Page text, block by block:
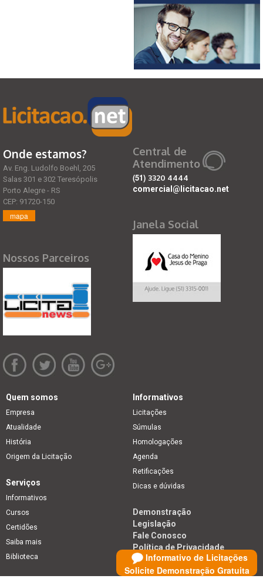
Informativo de Licitações
Solicite Demonstração Gratuita
Onde estamos?
Av. Eng. Ludolfo Boehl, 205
Salas 301 e 302 Teresópolis
Porto Alegre - RS
CEP: 91720-150
mapa
Nossos Parceiros
Central de
Atendimento
(51) 3320 4444
comercial@licitacao.net
Janela Social
Quem somos
Empresa
Atualidade
História
Origem da Licitação
Informativos
Licitações
Súmulas
Homologações
Agenda
Retificações
Dicas e dúvidas
Serviços
Informativos
Cursos
Certidões
Saiba mais
Biblioteca
Demonstração
Legislação
Fale Conosco
Política de Privacidade